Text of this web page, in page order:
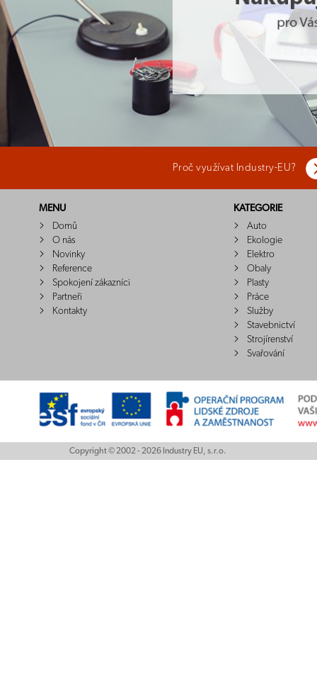
Proč využívat Industry-EU?
MENU
Domů
O nás
Novinky
Reference
Spokojení zákazníci
Partneři
Kontakty
KATEGORIE
Auto
Ekologie
Elektro
Obaly
Plasty
Práce
Služby
Stavebnictví
Strojírenství
Svařování
Copyright © 2002 - 2026 Industry EU, s.r.o.